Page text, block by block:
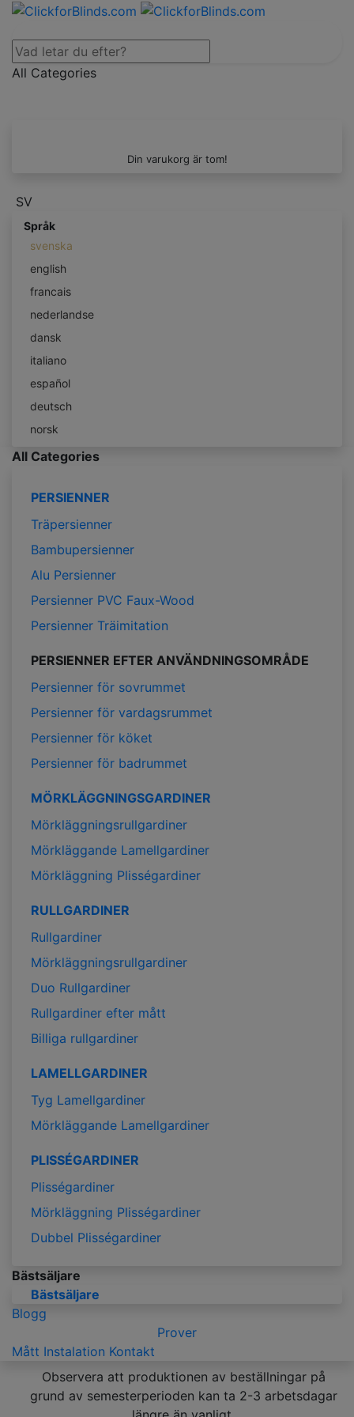
All Categories
Din varukorg är tom!
SV
Språk
svenska
english
francais
nederlandse
dansk
italiano
español
deutsch
norsk
All Categories
PERSIENNER
Träpersienner
Bambupersienner
Alu Persienner
Persienner PVC Faux-Wood
Persienner Träimitation
PERSIENNER EFTER ANVÄNDNINGSOMRÅDE
Persienner för sovrummet
Persienner för vardagsrummet
Persienner för köket
Persienner för badrummet
MÖRKLÄGGNINGSGARDINER
Mörkläggningsrullgardiner
Mörkläggande Lamellgardiner
Mörkläggning Plisségardiner
RULLGARDINER
Rullgardiner
Mörkläggningsrullgardiner
Duo Rullgardiner
Rullgardiner efter mått
Billiga rullgardiner
LAMELLGARDINER
Tyg Lamellgardiner
Mörkläggande Lamellgardiner
PLISSÉGARDINER
Plisségardiner
Mörkläggning Plisségardiner
Dubbel Plisségardiner
Bästsäljare
Bästsäljare
Blogg
Prover
Mått Instalation Kontakt
Observera att produktionen av beställningar på
grund av semesterperioden kan ta 2-3 arbetsdagar